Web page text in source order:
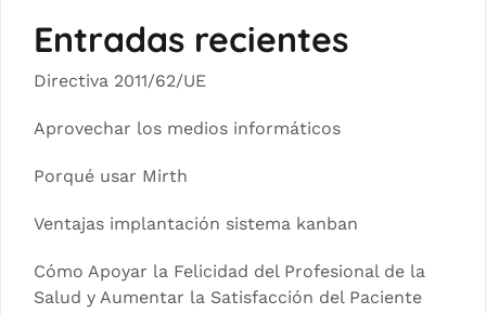
Entradas recientes
Directiva 2011/62/UE
Aprovechar los medios informáticos
Porqué usar Mirth
Ventajas implantación sistema kanban
Cómo Apoyar la Felicidad del Profesional de la
Salud y Aumentar la Satisfacción del Paciente